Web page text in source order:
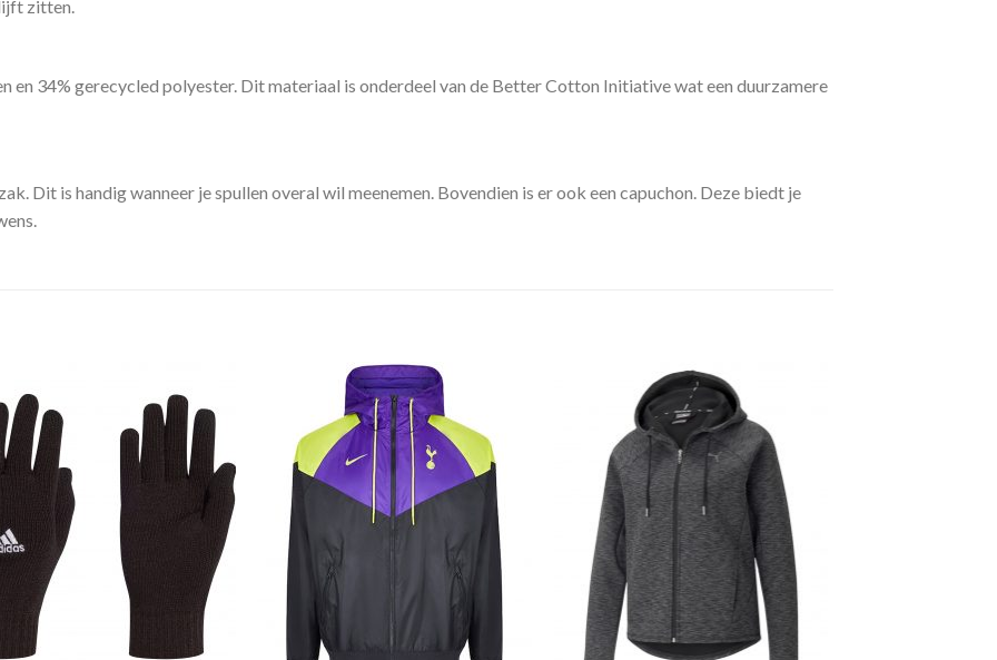
zitten.
en 34% gerecycled polyester. Dit materiaal is onderdeel van de Better Cotton Initiative wat een duurzamere
Dit is handig wanneer je spullen overal wil meenemen. Bovendien is er ook een capuchon. Deze biedt je